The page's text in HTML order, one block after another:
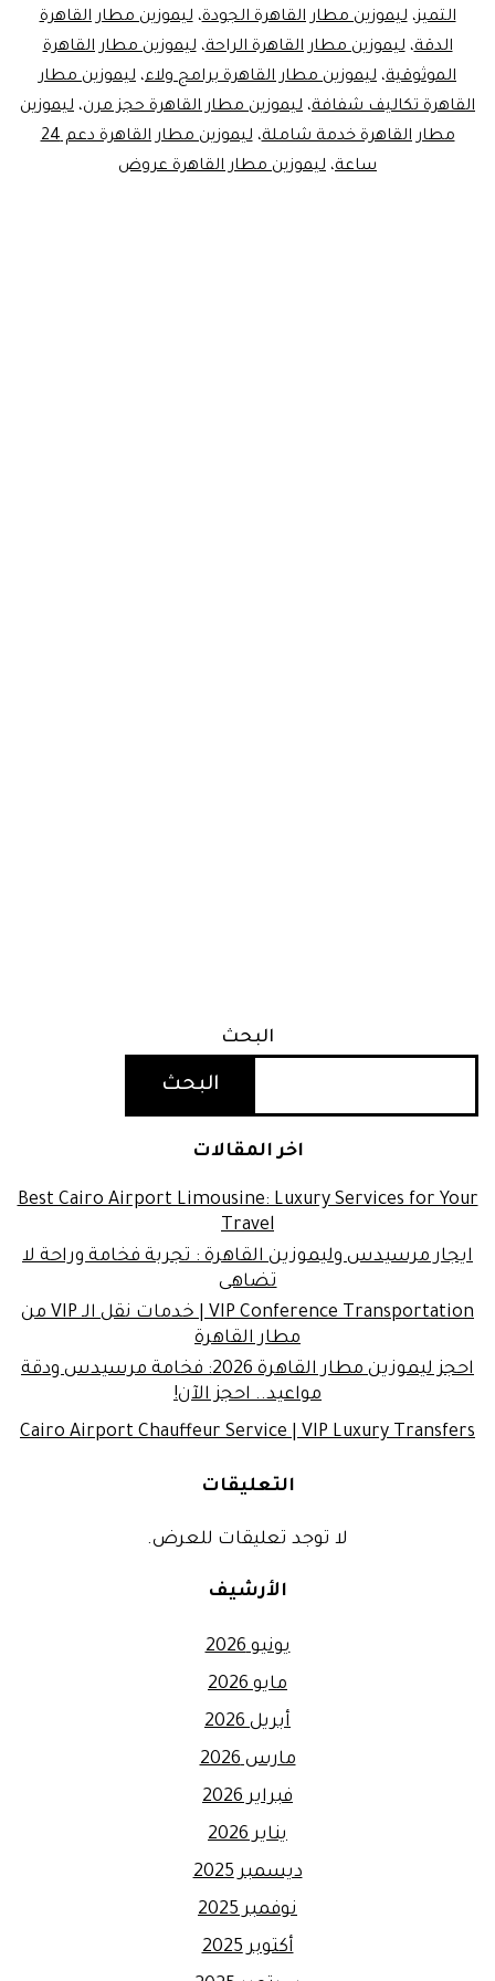
!
التميز،ليموزين مطار القاهرة الجودة،ليموزين مطار القاهرة
الدقة،ليموزين مطار القاهرة الراحة،ليموزين مطار القاهرة
الموثوقية، ليموزين مطار القاهرة برامج ولاء، ليموزين مطار
القاهرة تكاليف شفافة، ليموزين مطار القاهرة حجز مرن، ليموزين
مطار القاهرة خدمة شاملة،
ليموزين مطار القاهرة دعم 24
ساعة، ليموزين مطار القاهرة عروض
البحث
البحث
اخر المقالات
Best Cairo Airport Limousine: Luxury Services for Your
Travel
ايجار مرسيدس وليموزين القاهرة : تجربة فخامة وراحة لا
تضاهى
VIP Conference Transportation | خدمات نقل الـ VIP من
مطار القاهرة
احجز ليموزين مطار القاهرة 2026: فخامة مرسيدس ودقة
مواعيد.. احجز الآن!
Cairo Airport Chauffeur Service | VIP Luxury Transfers
التعليقات
لا توجد تعليقات للعرض.
الأرشيف
يونيو 2026
مايو 2026
أبريل 2026
مارس 2026
فبراير 2026
يناير 2026
ديسمبر 2025
نوفمبر 2025
أكتوبر 2025